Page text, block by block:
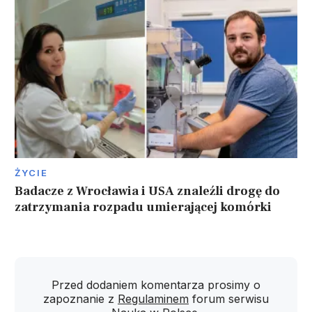
ŻYCIE
Badacze z Wrocławia i USA znaleźli drogę do
zatrzymania rozpadu umierającej komórki
Przed dodaniem komentarza prosimy o
zapoznanie z Regulaminem forum serwisu